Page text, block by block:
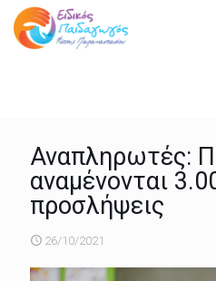
Αναπληρωτές:
αναμένονται
προσλήψεις
26/10/2021